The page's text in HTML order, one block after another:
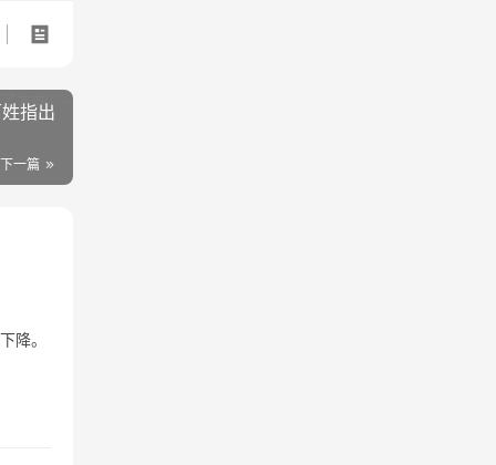
指出
下一篇
降。